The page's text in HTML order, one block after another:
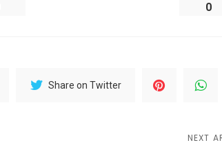
0
Share on Twitter
NEXT